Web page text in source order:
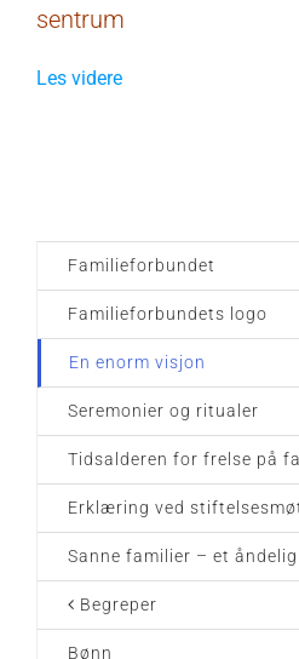
sentrum
Les videre
Familieforbundet
Familieforbundets logo
En enorm visjon
Seremonier og ritualer
Tidsalderen for frelse på
Erklæring ved
Sanne familier – et
Begreper
Bønn